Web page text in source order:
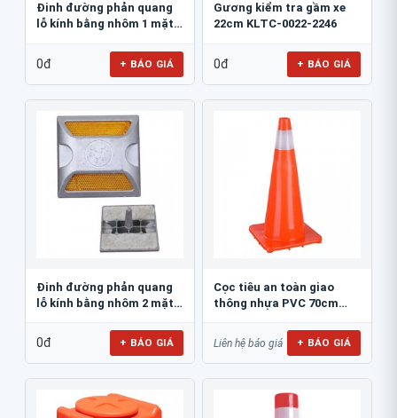
Đinh đường phản quang
lỗ kính bằng nhôm 1 mặt
0đ + BÁO GIÁ
Gương kiểm tra gầm xe
22cm KLTC-0022-2246
0đ + BÁO GIÁ
Đinh đường phản quang
lỗ kính bằng nhôm 2 mặt
0đ + BÁO GIÁ
Cọc tiêu an toàn giao
thông nhựa PVC 70cm
Liên hệ báo giá + BÁO GIÁ